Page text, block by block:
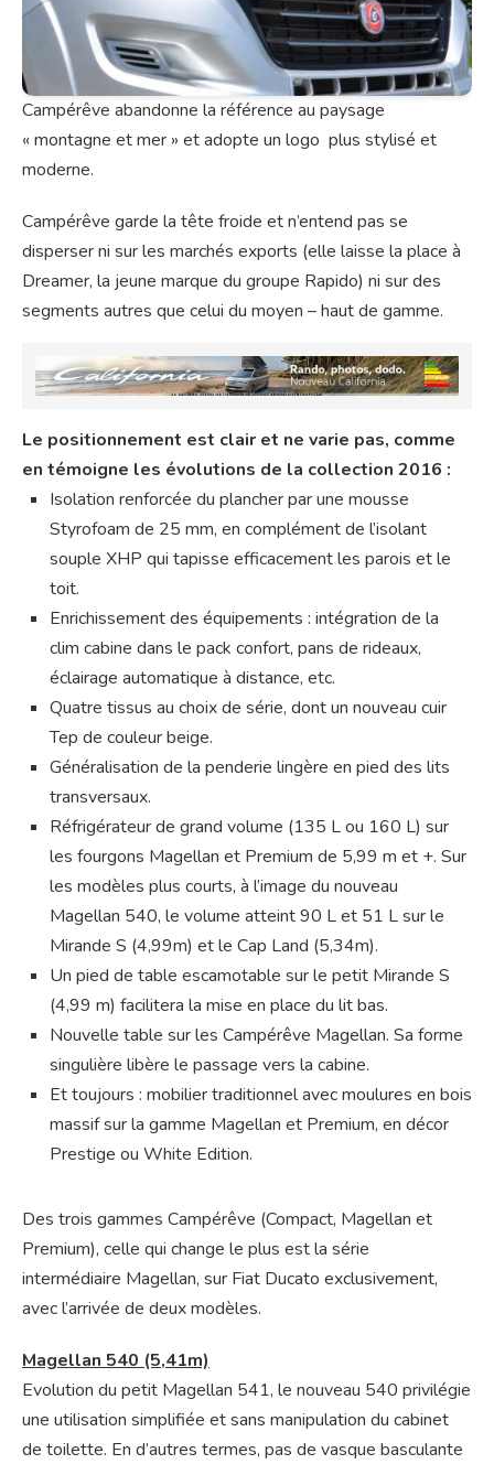
Campérêve abandonne la référence au paysage
« montagne et mer » et adopte un logo plus stylisé et
moderne.
Campérêve garde la tête froide et n’entend pas se
disperser ni sur les marchés exports (elle laisse la place à
Dreamer, la jeune marque du groupe Rapido) ni sur des
segments autres que celui du moyen – haut de gamme.
Le positionnement est clair et ne varie pas, comme
en témoigne les évolutions de la collection 2016 :
Isolation renforcée du plancher par une mousse
Styrofoam de 25 mm, en complément de l’isolant
souple XHP qui tapisse efficacement les parois et le
toit.
Enrichissement des équipements : intégration de la
clim cabine dans le pack confort, pans de rideaux,
éclairage automatique à distance, etc.
Quatre tissus au choix de série, dont un nouveau cuir
Tep de couleur beige.
Généralisation de la penderie lingère en pied des lits
transversaux.
Réfrigérateur de grand volume (135 L ou 160 L) sur
les fourgons Magellan et Premium de 5,99 m et +. Sur
les modèles plus courts, à l’image du nouveau
Magellan 540, le volume atteint 90 L et 51 L sur le
Mirande S (4,99m) et le Cap Land (5,34m).
Un pied de table escamotable sur le petit Mirande S
(4,99 m) facilitera la mise en place du lit bas.
Nouvelle table sur les Campérêve Magellan. Sa forme
singulière libère le passage vers la cabine.
Et toujours : mobilier traditionnel avec moulures en bois
massif sur la gamme Magellan et Premium, en décor
Prestige ou White Edition.
Des trois gammes Campérêve (Compact, Magellan et
Premium), celle qui change le plus est la série
intermédiaire Magellan, sur Fiat Ducato exclusivement,
avec l’arrivée de deux modèles.
Magellan 540 (5,41m)
Evolution du petit Magellan 541, le nouveau 540 privilégie
une utilisation simplifiée et sans manipulation du cabinet
de toilette. En d’autres termes, pas de vasque basculante